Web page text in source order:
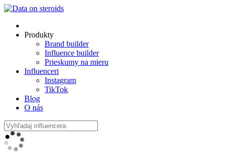
Produkty
Brand builder
Influence builder
Prieskumy na mieru
Influenceri
Instagram
TikTok
Blog
O nás